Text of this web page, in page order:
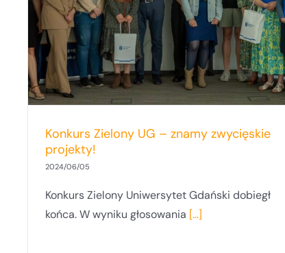
Konkurs Zielony UG – znamy zwycięskie
projekty!
2024/06/05
Konkurs Zielony Uniwersytet Gdański dobiegł
końca. W wyniku głosowania [...]
po raz trzeci